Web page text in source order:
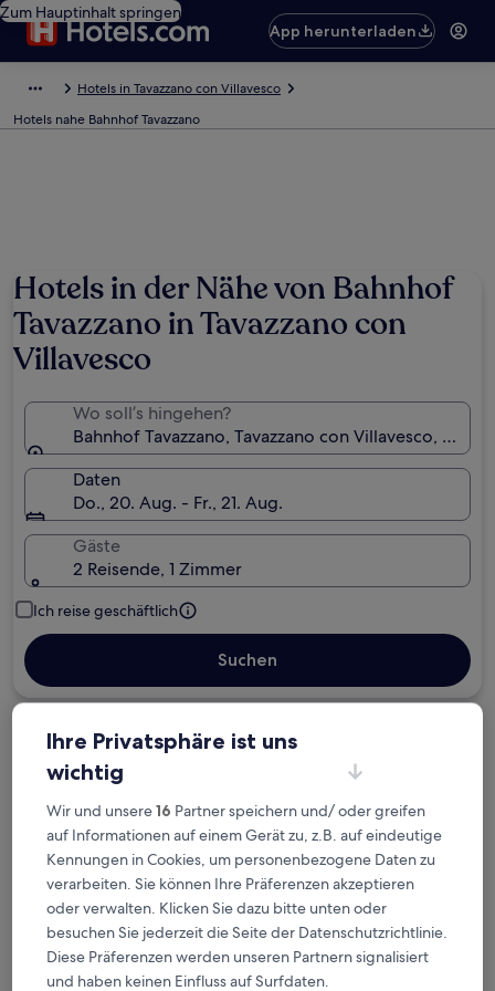
Zum Hauptinhalt springen
App herunterladen
Hotels in Tavazzano con Villavesco
Hotels nahe Bahnhof Tavazzano
Hotels in der Nähe von Bahnhof
Tavazzano in Tavazzano con
Villavesco
Wo soll’s hingehen?
Bahnhof Tavazzano, Tavazzano con Villavesco,
Daten
Do., 20. Aug. - Fr., 21. Aug.
Gäste
2 Reisende, 1 Zimmer
Ich reise geschäftlich
Suchen
Kostenlose Stornierung bei
Planänderungen
Verdiene Prämien für jede
wahrgenommene Übernachtung
Mehr sparen mit Preisen für Mitglieder
Ihre Privatsphäre ist uns
wichtig
Wir und unsere16 Partner speichern und/ oder greifen
auf Informationen auf einem Gerät zu, z.B. auf eindeutige
Kennungen in Cookies, um personenbezogene Daten zu
verarbeiten. Sie können Ihre Präferenzen akzeptieren
oder verwalten. Klicken Sie dazu bitte unten oder
besuchen Sie jederzeit die Seite der Datenschutzrichtlinie.
Diese Präferenzen werden unseren Partnern signalisiert
und haben keinen Einfluss auf Surfdaten.